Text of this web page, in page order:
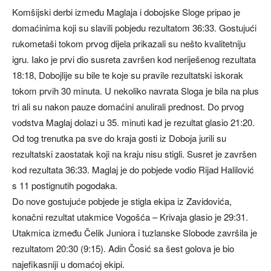
Komšijski derbi između Maglaja i dobojske Sloge pripao je
domaćinima koji su slavili pobjedu rezultatom 36:33. Gostujući
rukometaši tokom prvog dijela prikazali su nešto kvalitetniju
igru. Iako je prvi dio susreta završen kod neriješenog rezultata
18:18, Dobojlije su bile te koje su pravile rezultatski iskorak
tokom prvih 30 minuta. U nekoliko navrata Sloga je bila na plus
tri ali su nakon pauze domaćini anulirali prednost. Do prvog
vodstva Maglaj dolazi u 35. minuti kad je rezultat glasio 21:20.
Od tog trenutka pa sve do kraja gosti iz Doboja jurili su
rezultatski zaostatak koji na kraju nisu stigli. Susret je završen
kod rezultata 36:33. Maglaj je do pobjede vodio Rijad Halilović
s 11 postignutih pogodaka.
Do nove gostujuće pobjede je stigla ekipa iz Zavidovića,
konačni rezultat utakmice Vogošća – Krivaja glasio je 29:31.
Utakmica između Čelik Juniora i tuzlanske Slobode završila je
rezultatom 20:30 (9:15). Adin Čosić sa šest golova je bio
najefikasniji u domaćoj ekipi.